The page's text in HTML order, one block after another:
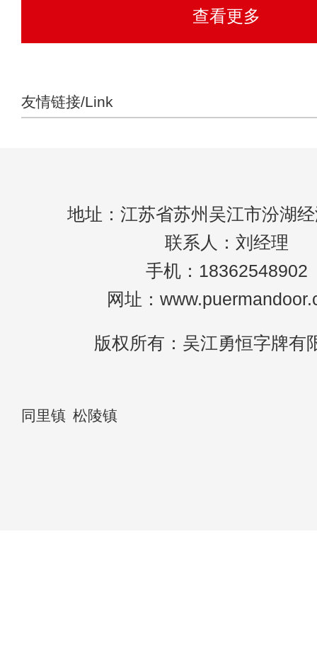
查看更多
友情链接/Link
地址：江苏省苏州吴江市汾湖
联系人：刘经理
手机：18362548902
网址：
版权所有：吴江勇恒字牌有
同里镇 松陵镇